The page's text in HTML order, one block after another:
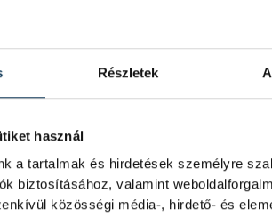
Részletek
használ
a tartalmak és hirdetések személyre
biztosításához, valamint
közösségi média-, hirdető- és
a Dunán: Mi
az MVM Zrt. egykori
Egonnak adott interjújában
előtt álló példátlan
A szakember, aki korábban
energetikai fejlesztésekért és